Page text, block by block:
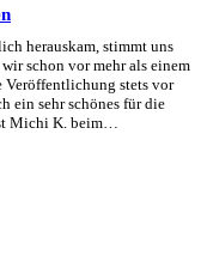
herauskam, stimmt uns
schon vor mehr als einem
Veröffentlichung stets vor
ein sehr schönes für die
Michi K. beim…